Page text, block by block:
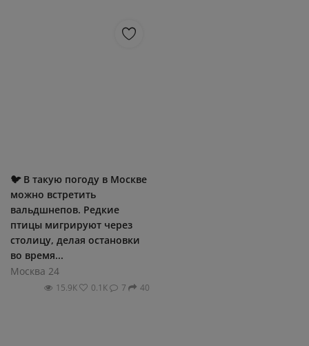
🐦 В такую погоду в Москве
можно встретить
вальдшнепов. Редкие
птицы мигрируют через
столицу, делая остановки
во время...
Москва 24
15.9К 0.1К 7 40